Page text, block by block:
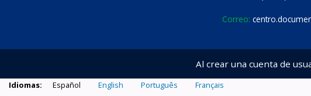
Correo:
Al crear una cuenta de
Idiomas: Español English Português Français